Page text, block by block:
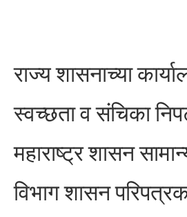
राज्य शासनाच्या
स्वच्छता व संचिका
महाराष्ट्र शासन
विभाग शासन